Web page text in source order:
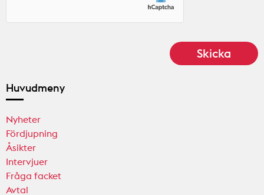
Huvudmeny
Nyheter
Fördjupning
Åsikter
Intervjuer
Fråga facket
Avtal